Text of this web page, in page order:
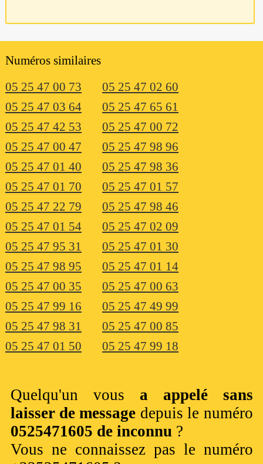
Numéros similaires
05 25 47 00 73
05 25 47 02 60
05 25 47 03 64
05 25 47 65 61
05 25 47 42 53
05 25 47 00 72
05 25 47 00 47
05 25 47 98 96
05 25 47 01 40
05 25 47 98 36
05 25 47 01 70
05 25 47 01 57
05 25 47 22 79
05 25 47 98 46
05 25 47 01 54
05 25 47 02 09
05 25 47 95 31
05 25 47 01 30
05 25 47 98 95
05 25 47 01 14
05 25 47 00 35
05 25 47 00 63
05 25 47 99 16
05 25 47 49 99
05 25 47 98 31
05 25 47 00 85
05 25 47 01 50
05 25 47 99 18
Quelqu'un vous a appelé sans
laisser de message depuis le numéro
0525471605 de inconnu?
Vous ne connaissez pas le numéro